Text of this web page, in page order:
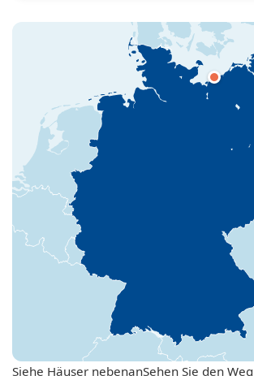
Siehe Häuser nebenanSehen Sie den